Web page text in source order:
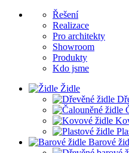
Řešení
Realizace
Pro architekty
Showroom
Produkty
Kdo jsme
Židle
Barové